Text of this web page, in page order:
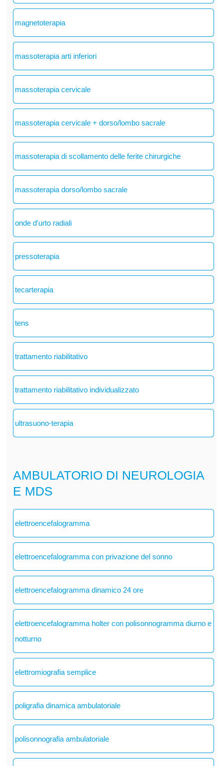
magnetoterapia
massoterapia arti inferiori
massoterapia cervicale
massoterapia cervicale + dorso/lombo sacrale
massoterapia di scollamento delle ferite chirurgiche
massoterapia dorso/lombo sacrale
onde d'urto radiali
pressoterapia
tecarterapia
tens
trattamento riabilitativo
trattamento riabilitativo individualizzato
ultrasuono-terapia
AMBULATORIO DI NEUROLOGIA
E MDS
elettroencefalogramma
elettroencefalogramma con privazione del sonno
elettroencefalogramma dinamico 24 ore
elettroencefalogramma holter con polisonnogramma diurno e
notturno
elettromiografia semplice
poligrafia dinamica ambulatoriale
polisonnografia ambulatoriale